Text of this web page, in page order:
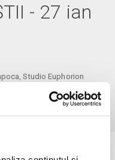
- 27 ian
Studio Euphorion